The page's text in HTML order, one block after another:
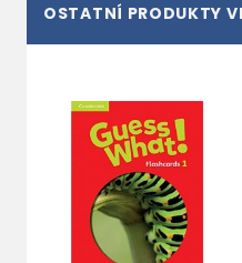
OSTATNÍ PRODUKTY